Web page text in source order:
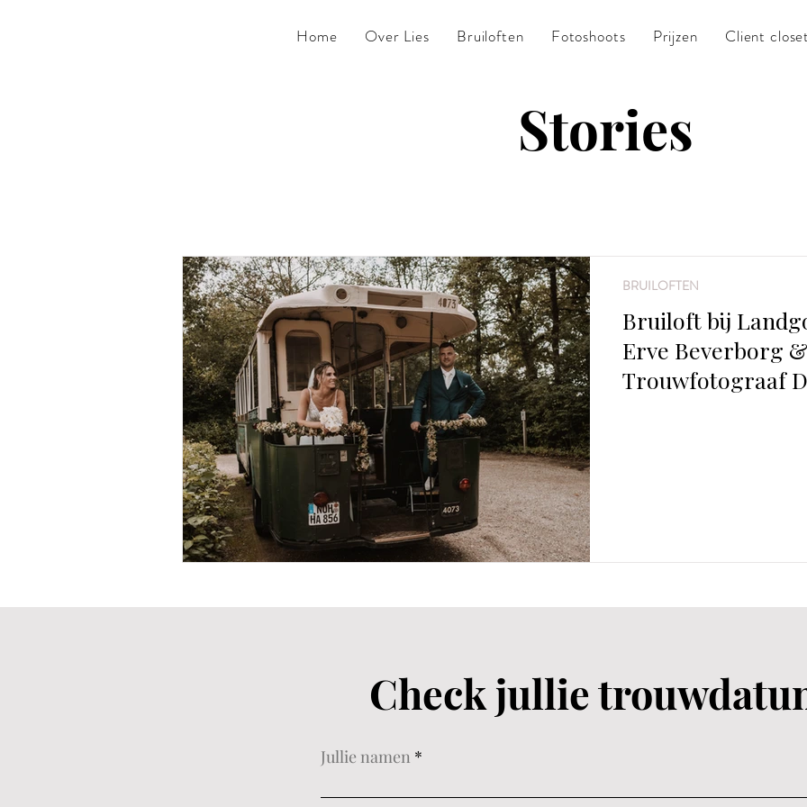
Home Over Lies Bruiloften Fotoshoots Prijzen Client
Stories
Bruiloft bij
Erve Beverborg
Trouwfotograaf
BRUILOFTEN
Check jullie
Jullie namen